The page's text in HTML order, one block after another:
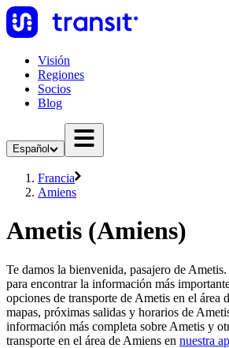
Visión
Regiones
Socios
Blog
Español
Francia
Amiens
Ametis (Amiens)
Te damos la bienvenida, pasajero de
para encontrar la información más
opciones de transporte de Ametis en el área
mapas, próximas salidas y horarios de
información más completa sobre Ametis y
transporte en el área de Amiens en nuestra